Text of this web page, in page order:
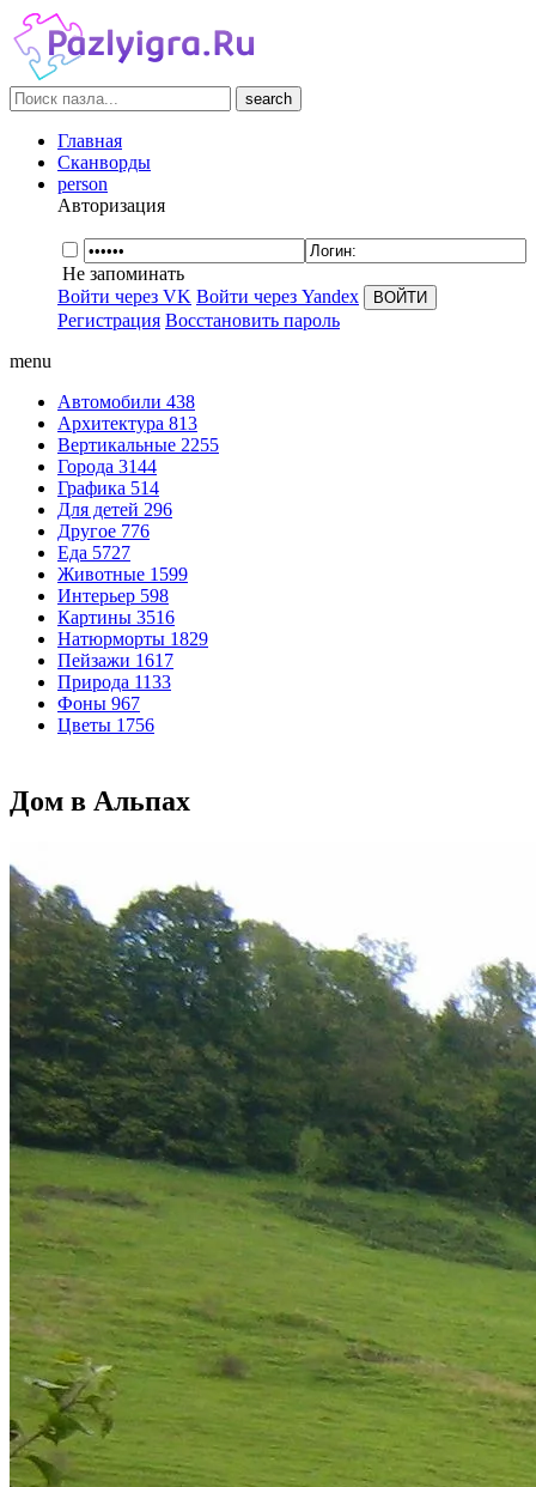
search
Главная
Сканворды
person
Авторизация
Не запоминать
Войти через VK Войти через Yandex
Регистрация Восстановить пароль
menu
Автомобили 438
Архитектура 813
Вертикальные 2255
Города 3144
Графика 514
Для детей 296
Другое 776
Еда 5727
Животные 1599
Интерьер 598
Картины 3516
Натюрморты 1829
Пейзажи 1617
Природа 1133
Фоны 967
Цветы 1756
Дом в Альпах